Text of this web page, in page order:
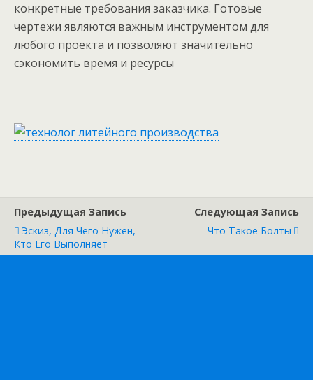
конкретные требования заказчика. Готовые
чертежи являются важным инструментом для
любого проекта и позволяют значительно
сэкономить время и ресурсы
Предыдущая Запись
Эскиз, Для Чего Нужен,
Кто Его Выполняет
Следующая Запись
Что Такое Болты